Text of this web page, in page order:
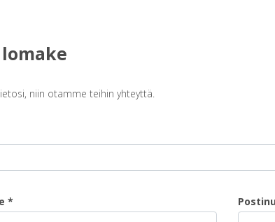
niin otamme teihin yhteyttä.
*